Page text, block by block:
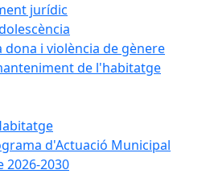
jurídic
dona i violència de gènere
de l'habitatge
d'Actuació Municipal
2026-2030